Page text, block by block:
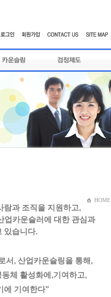
HOME
람과 조직을 지원하고,
업카운슬러에 대한 관심과
있습니다.
서 , 산업카운슬링을 통해,
동체 활성화에 ,기여하고,
에 기여한다"